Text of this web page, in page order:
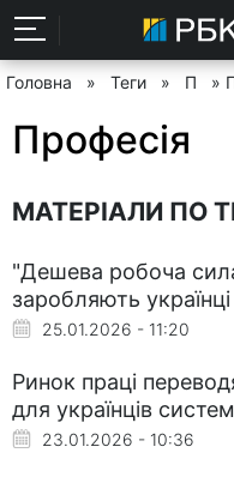
Головна » Теги » П »
Професія
МАТЕРІАЛИ ПО
"Дешева робоча
заробляють
25.01.2026 - 11:20
Ринок праці
для українців
23.01.2026 - 10:36